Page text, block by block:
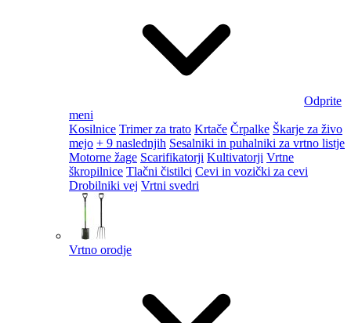
Odprite
meni
Kosilnice Trimer za trato Krtače Črpalke Škarje za živo
mejo + 9 naslednjih Sesalniki in puhalniki za vrtno listje
Motorne žage Scarifikatorji Kultivatorji Vrtne
škropilnice Tlačni čistilci Cevi in vozički za cevi
Drobilniki vej Vrtni svedri
Vrtno orodje